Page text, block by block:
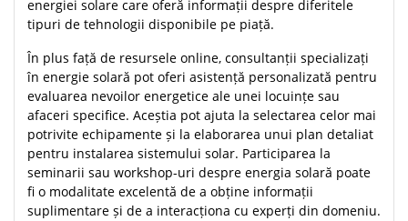
energiei solare care oferă informații despre diferitele
tipuri de tehnologii disponibile pe piață.
În plus față de resursele online, consultanții specializați
în energie solară pot oferi asistență personalizată pentru
evaluarea nevoilor energetice ale unei locuințe sau
afaceri specifice. Aceștia pot ajuta la selectarea celor mai
potrivite echipamente și la elaborarea unui plan detaliat
pentru instalarea sistemului solar. Participarea la
seminarii sau workshop-uri despre energia solară poate
fi o modalitate excelentă de a obține informații
suplimentare și de a interacționa cu experți din domeniu.